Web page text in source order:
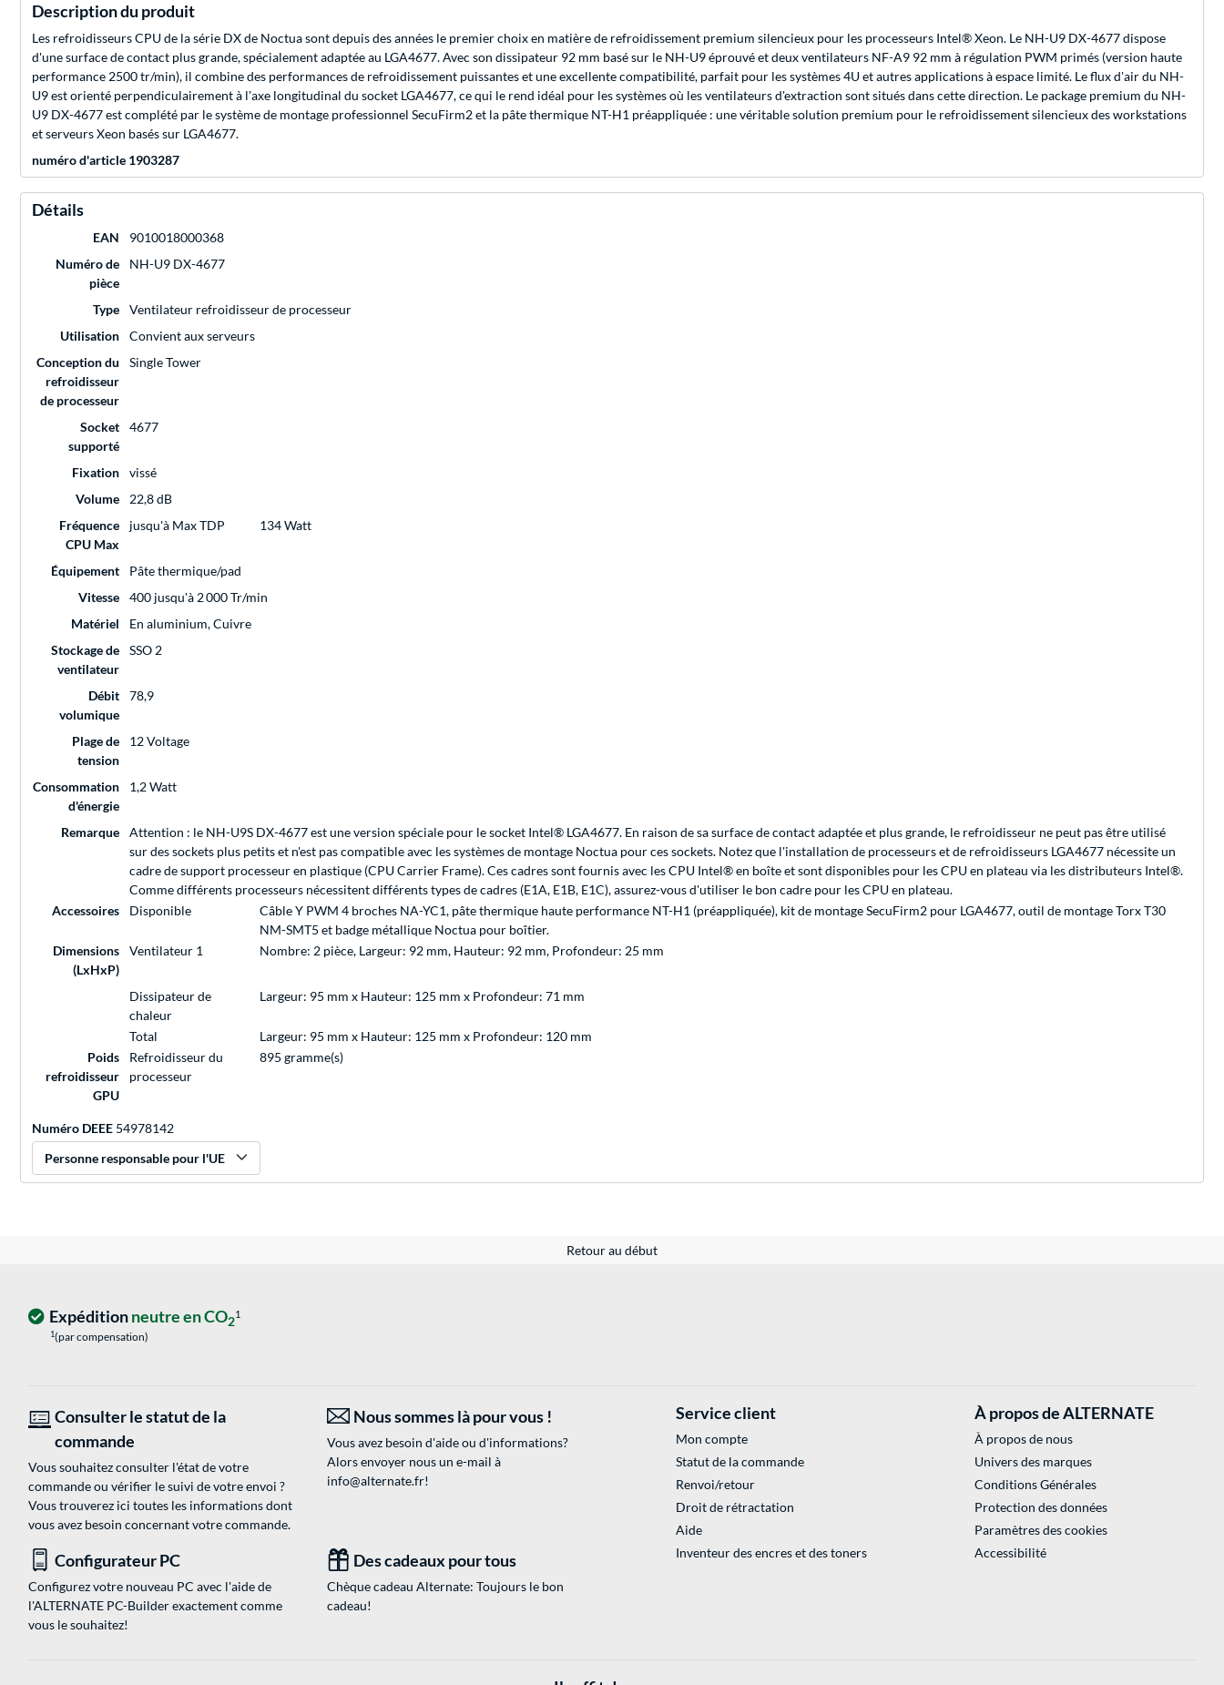
Description du produit
Les refroidisseurs CPU de la série DX de Noctua sont depuis des années le premier choix en matière de refroidissement premium silencieux pour les processeurs Intel® Xeon. Le NH-U9 DX-4677 dispose
d'une surface de contact plus grande, spécialement adaptée au LGA4677. Avec son dissipateur 92 mm basé sur le NH-U9 éprouvé et deux ventilateurs NF-A9 92 mm à régulation PWM primés (version haute
performance 2500 tr/min), il combine des performances de refroidissement puissantes et une excellente compatibilité, parfait pour les systèmes 4U et autres applications à espace limité. Le flux d'air du NH-
U9 est orienté perpendiculairement à l'axe longitudinal du socket LGA4677, ce qui le rend idéal pour les systèmes où les ventilateurs d'extraction sont situés dans cette direction. Le package premium du NH-
U9 DX-4677 est complété par le système de montage professionnel SecuFirm2 et la pâte thermique NT-H1 préappliquée : une véritable solution premium pour le refroidissement silencieux des workstations
et serveurs Xeon basés sur LGA4677.
numéro d'article 1903287
Détails
EAN
9010018000368
Numéro de
pièce
NH-U9 DX-4677
Type
Ventilateur refroidisseur de processeur
Utilisation
Convient aux serveurs
Conception du
refroidisseur
de processeur
Single Tower
Socket
supporté
4677
Fixation
vissé
Volume
22,8 dB
Fréquence
CPU Max
jusqu'à Max TDP 134 Watt
Équipement
Pâte thermique/pad
Vitesse
400 jusqu'à 2 000 Tr/min
Matériel
En aluminium, Cuivre
Stockage de
ventilateur
SSO 2
Débit
volumique
78,9
Plage de
tension
12 Voltage
Consommation
d'énergie
1,2 Watt
Remarque
Attention : le NH-U9S DX-4677 est une version spéciale pour le socket Intel® LGA4677. En raison de sa surface de contact adaptée et plus grande, le refroidisseur ne peut pas être utilisé
sur des sockets plus petits et n'est pas compatible avec les systèmes de montage Noctua pour ces sockets. Notez que l'installation de processeurs et de refroidisseurs LGA4677 nécessite un
cadre de support processeur en plastique (CPU Carrier Frame). Ces cadres sont fournis avec les CPU Intel® en boîte et sont disponibles pour les CPU en plateau via les distributeurs Intel®.
Comme différents processeurs nécessitent différents types de cadres (E1A, E1B, E1C), assurez-vous d'utiliser le bon cadre pour les CPU en plateau.
Accessoires
Disponible
Câble Y PWM 4 broches NA-YC1, pâte thermique haute performance NT-H1 (préappliquée), kit de montage SecuFirm2 pour LGA4677, outil de montage Torx T30
NM-SMT5 et badge métallique Noctua pour boîtier.
Dimensions
(LxHxP)
Ventilateur 1 Nombre: 2 pièce, Largeur: 92 mm, Hauteur: 92 mm, Profondeur: 25 mm
Dissipateur de
chaleur
Largeur: 95 mm x Hauteur: 125 mm x Profondeur: 71 mm
Total
Largeur: 95 mm x Hauteur: 125 mm x Profondeur: 120 mm
Poids
refroidisseur
GPU
Refroidisseur du
processeur
895 gramme(s)
Numéro DEEE 54978142
Personne responsable pour l'UE
Retour au début
Expéditionneutre en CO21
1(par compensation)
Consulter le statut de la
commande
Vous souhaitez consulter l'état de votre
commande ou vérifier le suivi de votre envoi ?
Vous trouverez ici toutes les informations dont
vous avez besoin concernant votre commande.
Nous sommes là pour vous !
Vous avez besoin d'aide ou d'informations?
Alors envoyer nous un e-mail à
info@alternate.fr!
Configurateur PC
Configurez votre nouveau PC avec l'aide de
l'ALTERNATE PC-Builder exactement comme
vous le souhaitez!
Des cadeaux pour tous
Chèque cadeau Alternate: Toujours le bon
cadeau!
Service client
Mon compte
Statut de la commande
Renvoi/retour
Droit de rétractation
Aide
Inventeur des encres et des toners
À propos de ALTERNATE
À propos de nous
Univers des marques
Conditions Générales
Protection des données
Paramètres des cookies
Accessibilité